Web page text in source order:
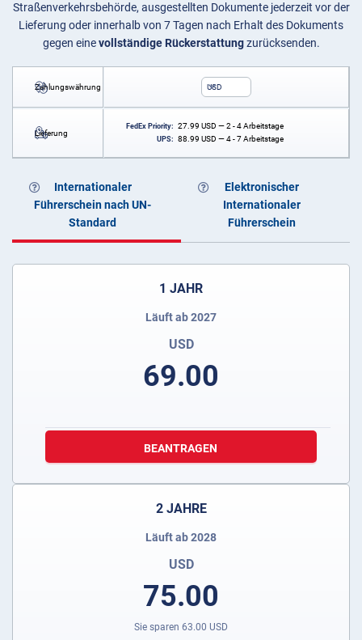
Straßenverkehrsbehörde, ausgestellten Dokumente jederzeit vor der
Lieferung oder innerhalb von 7 Tagen nach Erhalt des Dokuments
gegen einevollständige Rückerstattungzurücksenden.
Zahlungswährung USD
Lieferung
FedEx Priority: 27.99 USD — 2 - 4 Arbeitstage
UPS: 88.99 USD — 4 - 7 Arbeitstage
Internationaler
Führerschein nach UN-
Standard
Elektronischer
Internationaler
Führerschein
1 JAHR
Läuft ab 2027
USD
69.00
BEANTRAGEN
2 JAHRE
Läuft ab 2028
USD
75.00
Sie sparen 63.00 USD